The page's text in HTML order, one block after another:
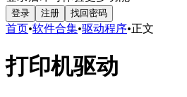
登录 注册 找回密码
首页•软件合集•驱动程序•正文
打印机驱动